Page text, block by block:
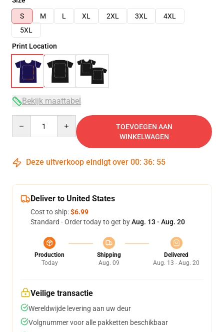
S
M L XL 2XL 3XL
4XL
5XL
Print Location
Bekijk maattabel
TOEVOEGEN AAN
WINKELWAGEN
Deze uitverkoop eindigt over 00: 36: 54
Deliver to United States
Cost to ship:$6.99
Standard - Order today to get byAug. 13 - Aug. 20
Production
Today
Shipping
Aug. 09
Delivered
Aug. 13 - Aug. 20
Veilige transactie
Wereldwijde levering aan uw deur
Volgnummer voor alle pakketten beschikbaar